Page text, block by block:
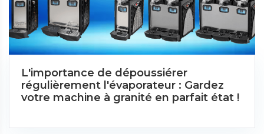
L'importance de dépoussiérer
régulièrement l'évaporateur : Gardez
votre machine à granité en parfait état !